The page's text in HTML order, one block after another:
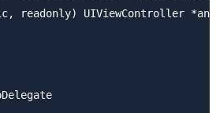
readonly) UIViewController